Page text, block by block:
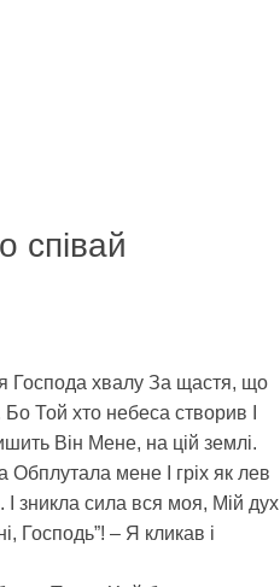
співай
Господа хвалу За щастя, що
Той хто небеса створив І
Він Мене, на цій землі.
мене І гріх як лев
зникла сила вся моя, Мій дух
Господь”! – Я кликав і